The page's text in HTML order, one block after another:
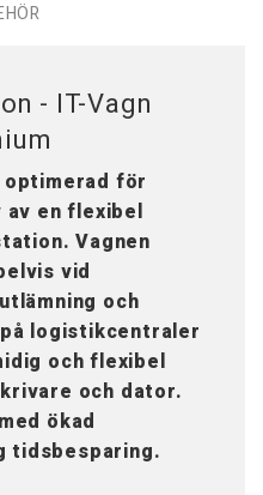
- IT-Vagn
optimerad för
en flexibel
Vagnen
vid
och
logistikcentraler
och flexibel
och dator.
ökad